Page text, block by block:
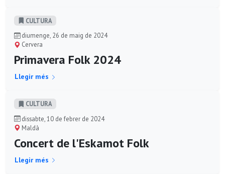
CULTURA
diumenge, 26 de maig de 2024
Cervera
Primavera Folk 2024
Llegir més
CULTURA
dissabte, 10 de febrer de 2024
Maldà
Concert de l'Eskamot Folk
Llegir més